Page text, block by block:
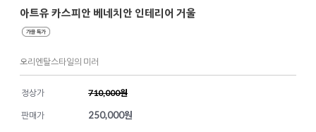
아트유 카스피안 베네치안 인테리어 거울
오리엔탈스타일의 미러
정상가 710,000원
판매가 250,000원